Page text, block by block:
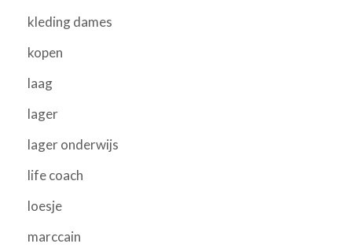
kleding dames
kopen
laag
lager
lager onderwijs
life coach
loesje
marccain